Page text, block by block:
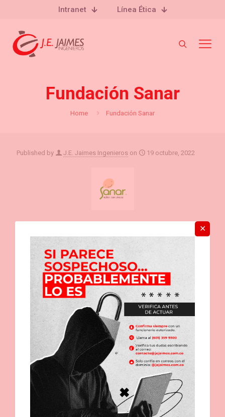
Intranet Línea Ética
Fundación Sanar
Home Fundación Sanar
Published by J.E. Jaimes Ingenieros on 19 octubre, 2022
«Por su valiosoapoyo en la recolección y donación de 32,8
kg de tapas plásticas . Contribuyendo así al desarrollo de
nuestros programas de Promoción de la Sobrevida, Apoyo
Psicológico y Social los cuales
benefician anualmente a 750
✕